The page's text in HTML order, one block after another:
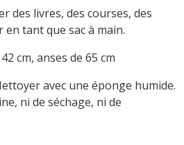
des livres, des courses, des
tant que sac à main.
cm, anses de 65 cm
avec une éponge humide.
ni de séchage, ni de